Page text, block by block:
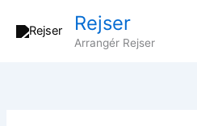
Rejser
Arrangér Rejser